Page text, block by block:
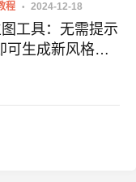
程 2024-12-18
工具：无需提示
可生成新风格图